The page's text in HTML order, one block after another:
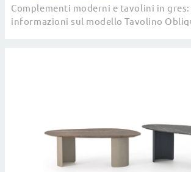
Complementi moderni e tavolini in
informazioni sul modello Tavolino